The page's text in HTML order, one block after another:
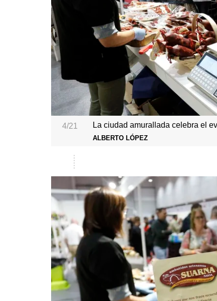
4/21 La ciudad amurallada celebra el
ALBERTO LÓPEZ